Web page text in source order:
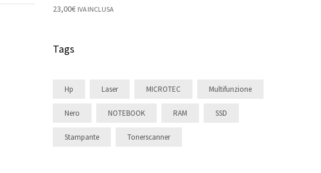
23,00€ IVA INCLUSA
Tags
Hp Laser MICROTEC Multifunzione
Nero NOTEBOOK RAM SSD
Stampante Tonerscanner